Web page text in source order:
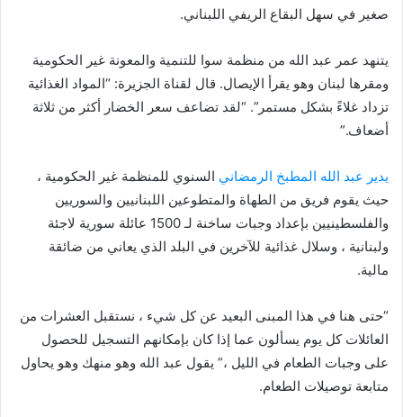
ي
صغير في سهل البقاع الريفي اللبناني.
يتنهد عمر عبد الله من منظمة سوا للتنمية والمعونة غير الحكومية
ومقرها لبنان وهو يقرأ الإيصال. قال لقناة الجزيرة: “المواد الغذائية
تزداد غلاءً بشكل مستمر”. “لقد تضاعف سعر الخضار أكثر من ثلاثة
أضعاف.”
يدير عبد الله المطبخ الرمضاني السنوي للمنظمة غير الحكومية ،
حيث يقوم فريق من الطهاة والمتطوعين اللبنانيين والسوريين
والفلسطينيين بإعداد وجبات ساخنة لـ 1500 عائلة سورية لاجئة
ولبنانية ، وسلال غذائية للآخرين في البلد الذي يعاني من ضائقة
مالية.
“حتى هنا في هذا المبنى البعيد عن كل شيء ، نستقبل العشرات من
العائلات كل يوم يسألون عما إذا كان بإمكانهم التسجيل للحصول
على وجبات الطعام في الليل ،” يقول عبد الله وهو منهك وهو يحاول
متابعة توصيلات الطعام.